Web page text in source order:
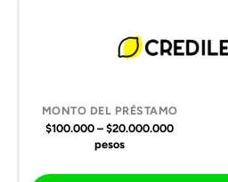
$100.000 – $20.000.000
pesos